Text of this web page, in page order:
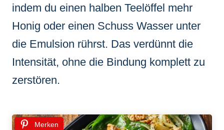
indem du einen halben Teelöffel mehr
Honig oder einen Schuss Wasser unter
die Emulsion rührst. Das verdünnt die
Intensität, ohne die Bindung komplett zu
zerstören.
Merken